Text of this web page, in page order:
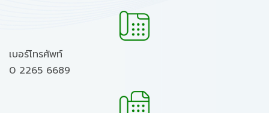
เบอร์โทรศัพท์
0 2265 6689